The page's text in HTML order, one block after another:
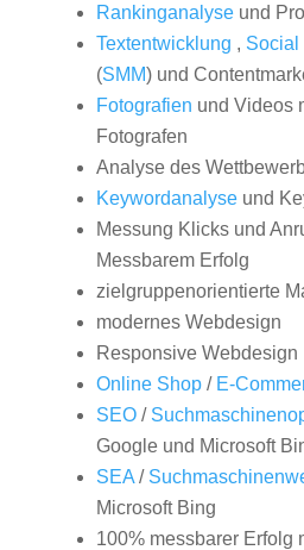
Rankinganalyseund
Textentwicklung , Social
(SMM) und
Fotografien und Videos
Fotografen
Analyse des
Keywordanalyseund
Messung Klicks und
Messbarem Erfolg
zielgruppenorientierte
modernes Webdesign
Responsive Webdesign
Online Shop/ E-
SEO/
Google und Microsoft
SEA/
Microsoft Bing
100% messbarer Erfolg